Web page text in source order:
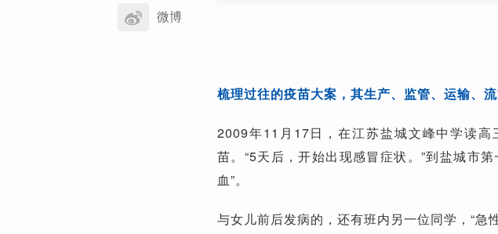
微博
梳理过往的疫苗大案，其生产、监管、运输、
2009年11月17日，在江苏盐城文峰中学读
苗。“5天后，开始出现感冒症状。”到盐城市
血”。
与女儿前后发病的，还有班内另一位同学，“急